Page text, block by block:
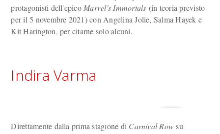
protagonisti dell'epico Marvel's Immortals (in teoria previsto
per il 5 novembre 2021) con Angelina Jolie, Salma Hayek e
Kit Harington, per citarne solo alcuni.
Indira Varma
Direttamente dalla prima stagione di Carnival Rowsu